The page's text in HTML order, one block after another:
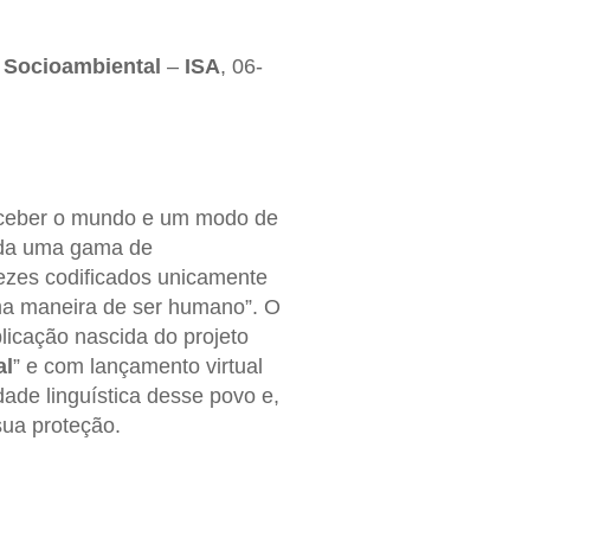
Socioambiental – ISA, 06-
o mundo e um modo de
uma gama de
codificados unicamente
maneira de ser humano”. O
nascida do projeto
” e com lançamento virtual
linguística desse povo e,
proteção.